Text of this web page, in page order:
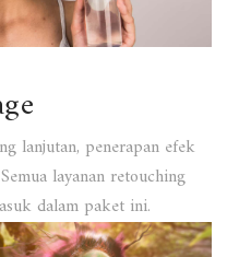
lanjutan, penerapan efek
layanan retouching
dalam paket ini.